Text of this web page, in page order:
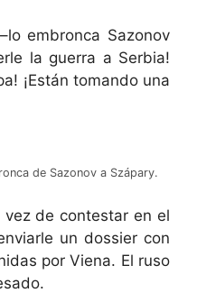
Sazonov
la guerra a Serbia!
¡Están tomando una
de Sazonov a Szápary.
de contestar en el
un dossier con
por Viena. El ruso